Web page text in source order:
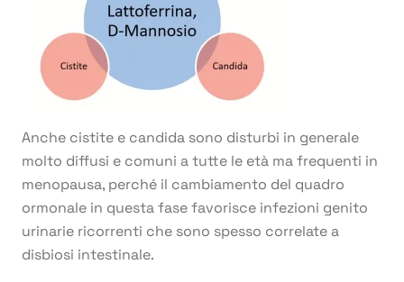
Anche cistite e candida sono disturbi in generale
molto diffusi e comuni a tutte le età ma frequenti in
menopausa, perché il cambiamento del quadro
ormonale in questa fase favorisce infezioni genito
urinarie ricorrenti che sono spesso correlate a
disbiosi intestinale.